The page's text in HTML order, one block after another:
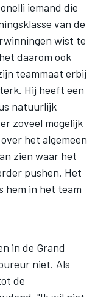
iemand die
van de
wist te
daarom ook
teammaat erbij
Hij heeft een
natuurlijk
zoveel mogelijk
het algemeen
zien waar het
pushen. Het
hem in het team
in de Grand
niet. Als
de